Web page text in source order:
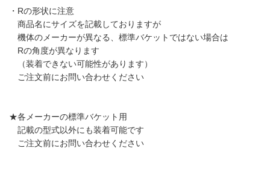
・Rの形状に注意
商品名にサイズを記載しておりますが
機体のメーカーが異なる、標準バケットではない場合は
Rの角度が異なります
（装着できない可能性があります）
ご注文前にお問い合わせください
★各メーカーの標準バケット用
記載の型式以外にも装着可能です
ご注文前にお問い合わせください